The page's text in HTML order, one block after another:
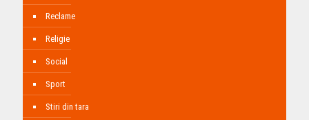
Reclame
Religie
Social
Sport
Stiri din tara